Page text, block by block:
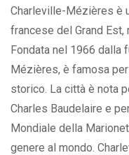
Charleville-Mézières è
francese del Grand
Fondata nel 1966 dalla
Mézières, è famosa
storico. La città è nota
Charles Baudelaire e
Mondiale della
genere al mondo.